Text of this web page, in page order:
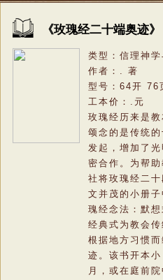
《玫瑰经二十端奥迹》
类型： 信理神
作者： . 著
型号： 64开 76
工本价： . 元
玫瑰经历来是
颂念的是传统
发起，增加了
密合作。为帮
社将玫瑰经二
文并茂的小册
瑰经念法：默
经典式为教会
根据地方习惯
迹。该书开本
月，或在庭前